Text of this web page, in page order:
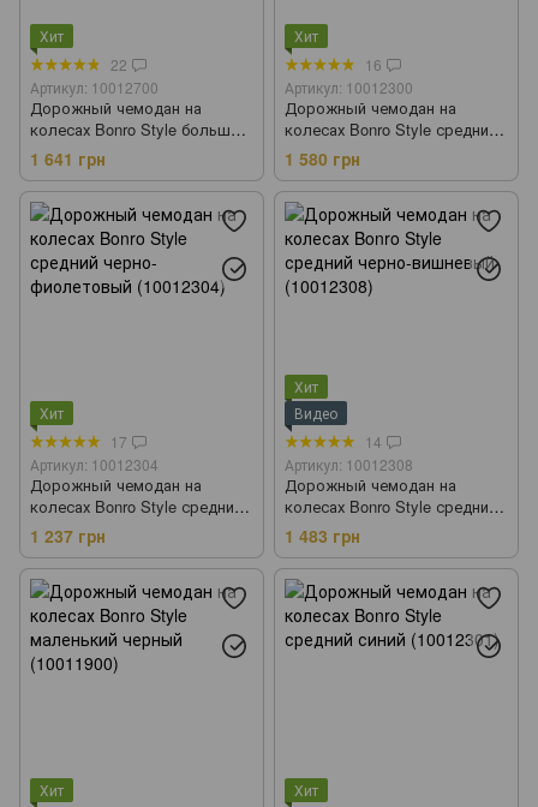
Хит
22
Артикул: 10012700
Дорожный чемодан на
колесах Bonro Style большой
черный (10012700)
1 641 грн
Хит
16
Артикул: 10012300
Дорожный чемодан на
колесах Bonro Style средний
черный (10012300)
1 580 грн
Хит
17
Артикул: 10012304
Дорожный чемодан на
колесах Bonro Style средний
черно-фиолетовый
(10012304)
1 237 грн
Хит
Видео
14
Артикул: 10012308
Дорожный чемодан на
колесах Bonro Style средний
черно-вишневый (10012308)
1 483 грн
Хит
Хит